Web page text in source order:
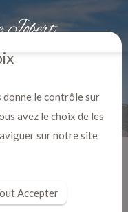
donne le contrôle sur
avez le choix de les
sur notre site
Accepter